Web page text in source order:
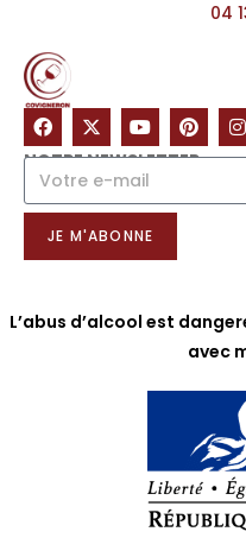
NOTRE NEWSLETTER
JE M'ABONNE
04
L’abus d’alcool est
avec